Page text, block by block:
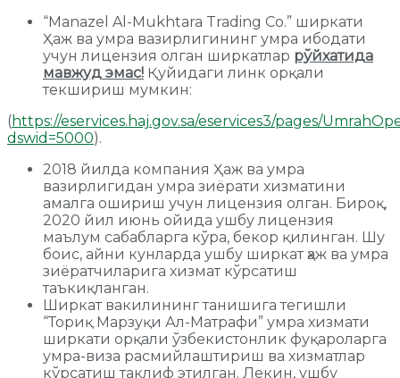
“Manazel Al-Mukhtara Trading Co.” ширкати
Ҳаж ва умра вазирлигининг умра ибодати
учун лицензия олган ширкатлар рўйхатида
мавжуд эмас! Қуйидаги линк орқали
текшириш мумкин:
(https://eservices.haj.gov.sa/eservices3/pages/
dswid=5000).
2018 йилда компания Ҳаж ва умра
вазирлигидан умра зиёрати хизматини
амалга ошириш учун лицензия олган. Бироқ,
2020 йил июнь ойида ушбу лицензия
маълум сабабларга кўра, бекор қилинган. Шу
боис, айни кунларда ушбу ширкат ҳаж ва умра
зиёратчиларига хизмат кўрсатиш
таъкиқланган.
Ширкат вакилининг танишига тегишли
“Ториқ Марзуқи Ал-Матрафи” умра хизмати
ширкати орқали ўзбекистонлик фуқароларга
умра-виза расмийлаштириш ва хизматлар
кўрсатиш таклиф этилган. Лекин, ушбу